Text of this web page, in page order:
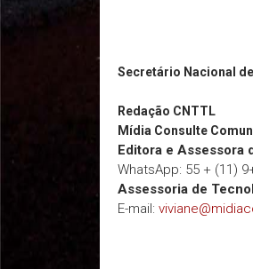
Secretário Nacional
Redação CNTTL
Mídia Consulte
Editora e Assessora
WhatsApp: 55 + (11)
Assessoria de
E-mail: